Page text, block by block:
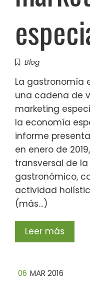
Blog
La gastronomía
una cadena de
marketing
la economía
informe
en enero de
transversal de
gastronómico,
actividad
(más…)
Leer más
06 MAR 2016